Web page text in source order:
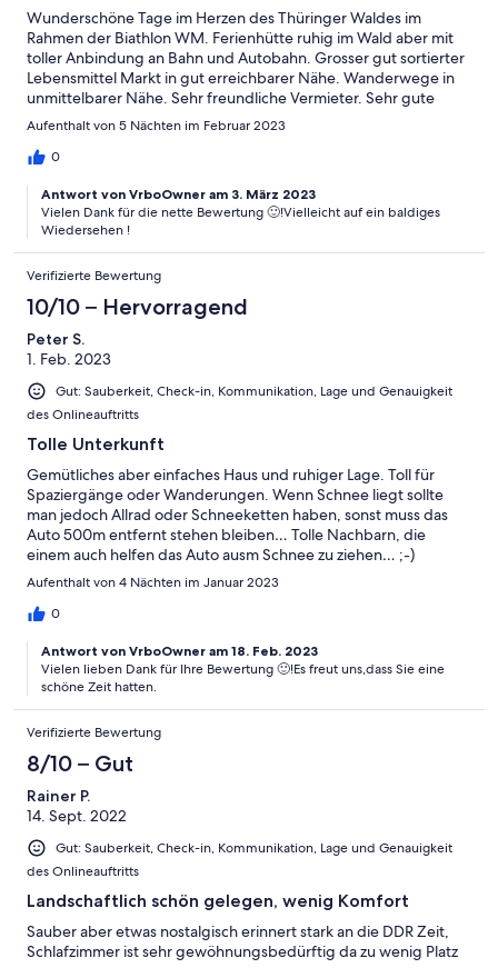
Wunderschöne Tage im Herzen des Thüringer Waldes im
Rahmen der Biathlon WM. Ferienhütte ruhig im Wald aber mit
toller Anbindung an Bahn und Autobahn. Grosser gut sortierter
Lebensmittel Markt in gut erreichbarer Nähe. Wanderwege in
unmittelbarer Nähe. Sehr freundliche Vermieter. Sehr gute
Unterweisung. Grundausstattung wie Bettwäsche, Handtücher
reichlich vorhanden. Gerne wieder😊😊😊
Aufenthalt von 5 Nächten im Februar 2023
0
Antwort von VrboOwner am 3. März 2023
Vielen Dank für die nette Bewertung 🙂!Vielleicht auf ein baldiges
Wiedersehen !
Verifizierte Bewertung
10/10 – Hervorragend
Peter S.
1. Feb. 2023
Gut: Sauberkeit, Check-in, Kommunikation, Lage und Genauigkeit
des Onlineauftritts
Tolle Unterkunft
Gemütliches aber einfaches Haus und ruhiger Lage. Toll für
Spaziergänge oder Wanderungen. Wenn Schnee liegt sollte
man jedoch Allrad oder Schneeketten haben, sonst muss das
Auto 500m entfernt stehen bleiben… Tolle Nachbarn, die
einem auch helfen das Auto ausm Schnee zu ziehen… ;-)
Aufenthalt von 4 Nächten im Januar 2023
0
Antwort von VrboOwner am 18. Feb. 2023
Vielen lieben Dank für Ihre Bewertung 🙂!Es freut uns,dass Sie eine
schöne Zeit hatten.
Verifizierte Bewertung
8/10 – Gut
Rainer P.
14. Sept. 2022
Gut: Sauberkeit, Check-in, Kommunikation, Lage und Genauigkeit
des Onlineauftritts
Landschaftlich schön gelegen, wenig Komfort
Sauber aber etwas nostalgisch erinnert stark an die DDR Zeit,
Schlafzimmer ist sehr gewöhnungsbedürftig da zu wenig Platz